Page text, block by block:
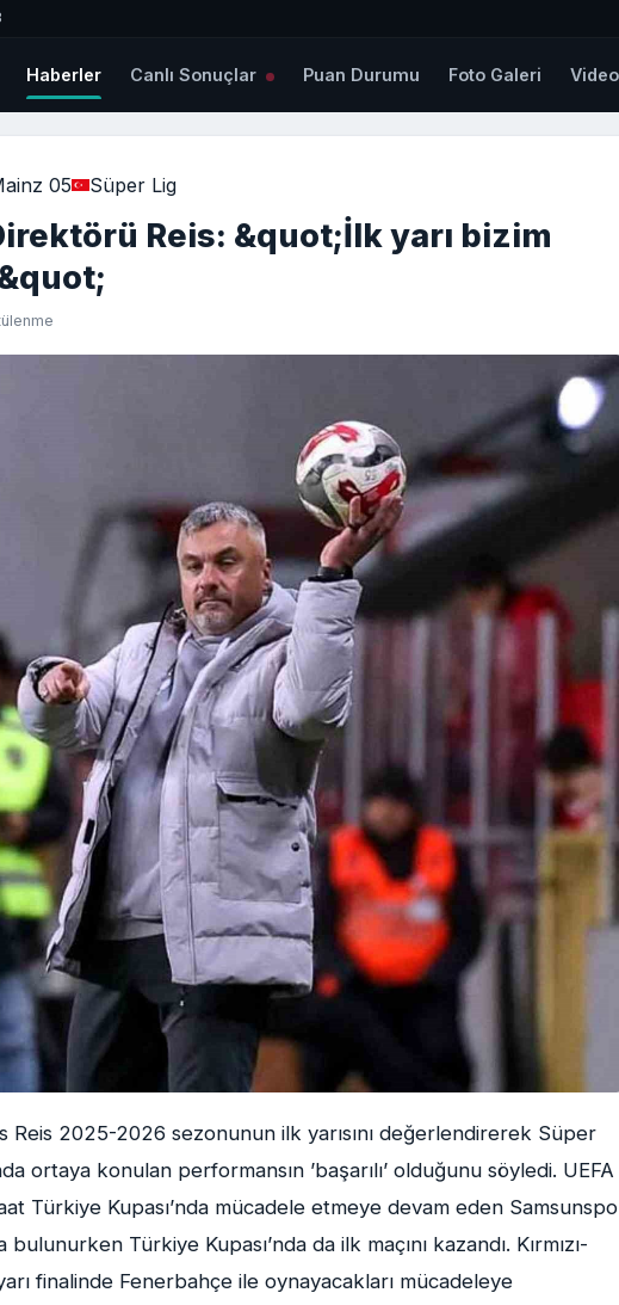
Haberler Canlı Sonuçlar Puan Durumu Foto Galeri Video
05 Süper Lig
Reis: &quot;İlk yarı bizim
2025-2026 sezonunun ilk yarısını değerlendirerek Süper
ortaya konulan performansın ’başarılı’ olduğunu söyledi. UEFA
Türkiye Kupası’nda mücadele etmeye devam eden
Türkiye Kupası’nda da ilk maçını kazandı. Kırmızı-
finalinde Fenerbahçe ile oynayacakları mücadeleye